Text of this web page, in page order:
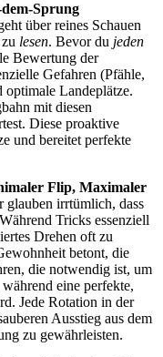
Sprung
über reines Schauen
lesen. Bevor du jeden
Bewertung der
Gefahren (Pfähle,
optimale Landeplätze.
mit diesen
Diese proaktive
und bereitet perfekte
Flip, Maximaler
irrtümlich, dass
Tricks essenziell
Drehen oft zu
betont, die
die notwendig ist, um
eine perfekte,
Jede Rotation in der
Ausstieg aus dem
zu gewährleisten.